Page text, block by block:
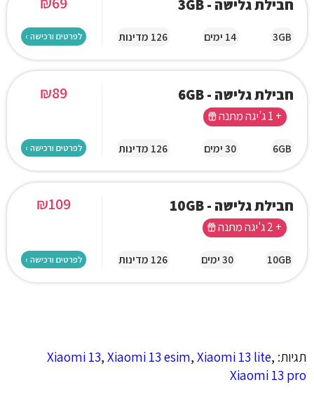
חבילת גלישה - 3GB
3GB 14 ימים 126 מדינות לפרטים ורכישה ›
חבילת גלישה - 6GB
+ 1 ג'יגה מתנה
6GB 30 ימים 126 מדינות
₪89
לפרטים ורכישה ›
חבילת גלישה - 10GB
+ 2 ג'יגה מתנה
10GB 30 ימים 126 מדינות
₪109
לפרטים ורכישה ›
תגיות: Xiaomi 13,Xiaomi 13 esim,Xiaomi 13 lite,
Xiaomi 13 pro